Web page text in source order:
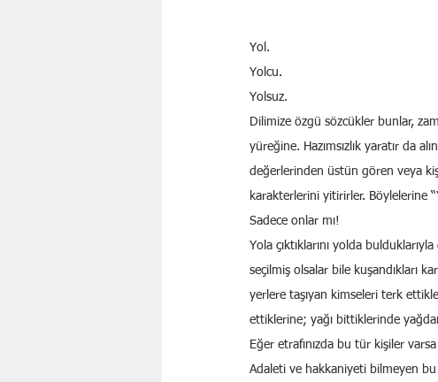
Yol.
Yolcu.
Yolsuz.
Dilimize özgü sözcükler bunlar,
yüreğine. Hazımsızlık yaratır da
değerlerinden üstün gören veya
karakterlerini yitirirler. Böylelerine
Sadece onlar mı!
Yola çıktıklarını yolda
seçilmiş olsalar bile kuşandıkları
yerlere taşıyan kimseleri terk
ettiklerine; yağı bittiklerinde
Eğer etrafınızda bu tür kişiler
Adaleti ve hakkaniyeti bilmeyen